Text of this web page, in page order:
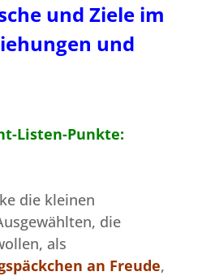
und Ziele im
und
Listen-Punkte:
die kleinen
die
als
an Freude,